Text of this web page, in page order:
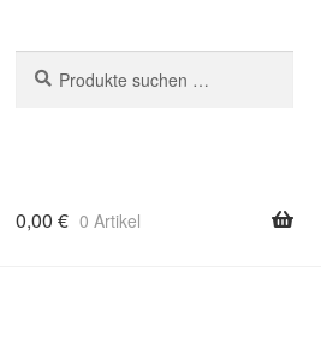
nach:
0,00 € 0 Artikel